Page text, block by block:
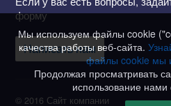
форму
Написать нам
© 2016 Сайт компании
Мы используем файлы cookie
качества работы веб-сайта.
файлы cookie мы
Продолжая просматривать
использование